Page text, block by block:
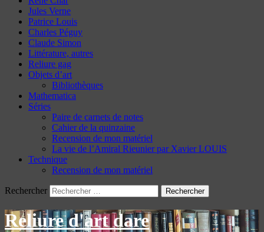
Jules Verne
Patrice Louis
Charles Péguy
Claude Simon
Littérature, autres
Reliure gag
Objets d’art
Bibliothèques
Mathematica
Séries
Paire de carnets de notes
Cahier de la quinzaine
Recension de mon matériel
La vie de l’Amiral Rieunier par Xavier LOUIS
Technique
Recension de mon matériel
Rechercher
Reliure d'art dare